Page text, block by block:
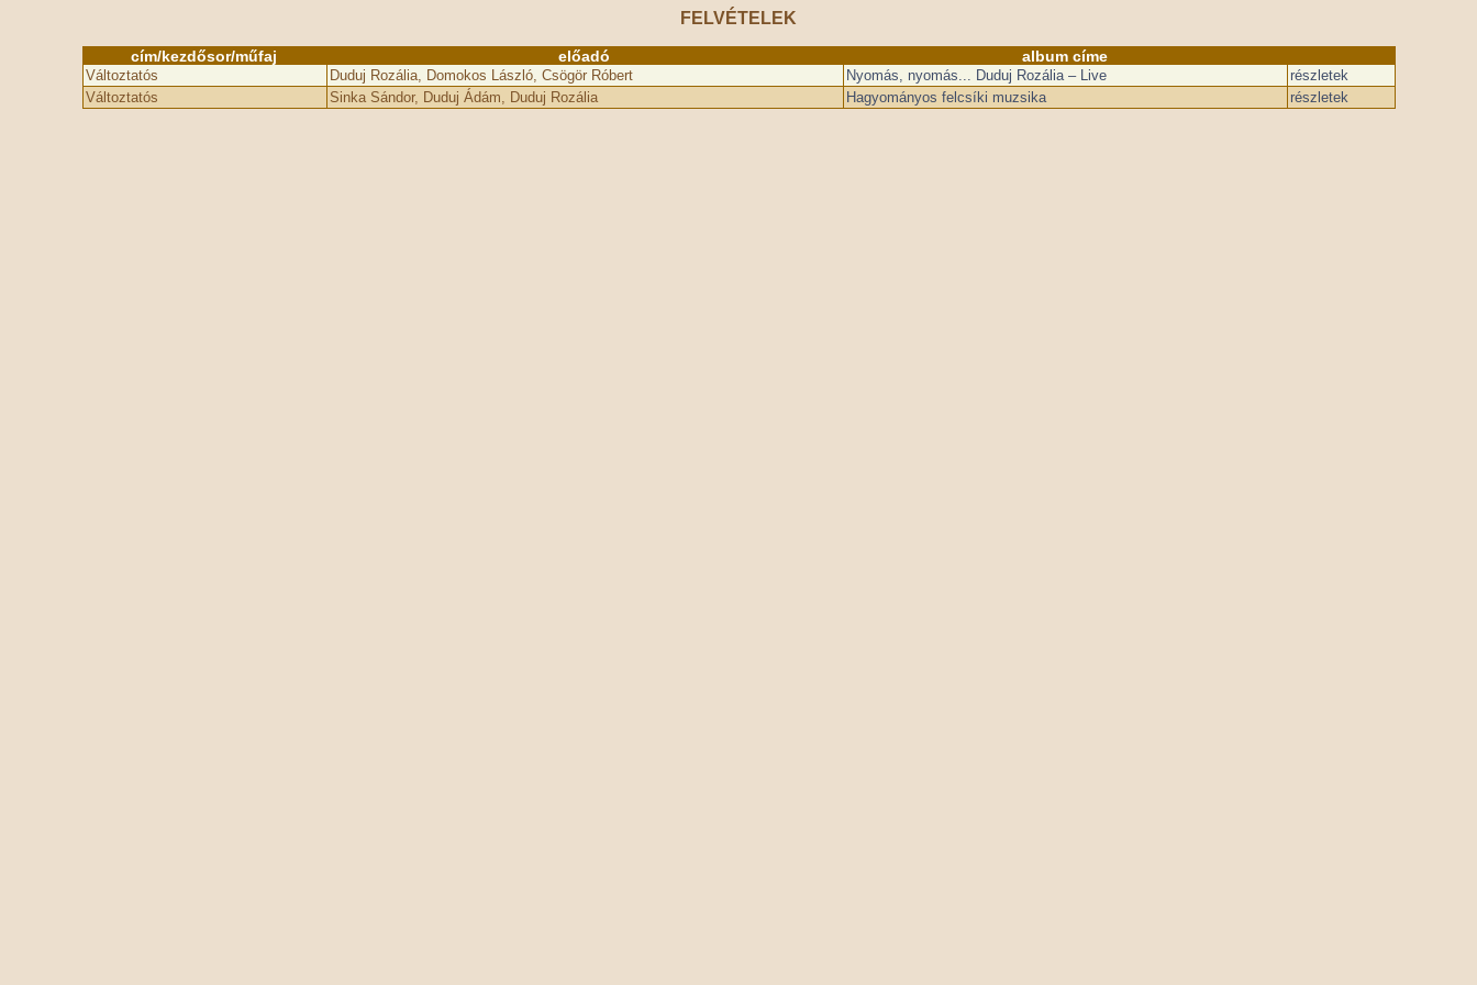
FELVÉTELEK
cím/kezdősor/műfaj előadó album címe
Változtatós Duduj Rozália, Domokos László, Csögör Róbert Nyomás, nyomás... Duduj Rozália – Live
részletek
Változtatós
Sinka Sándor, Duduj Ádám, Duduj Rozália Hagyományos felcsíki muzsika részletek